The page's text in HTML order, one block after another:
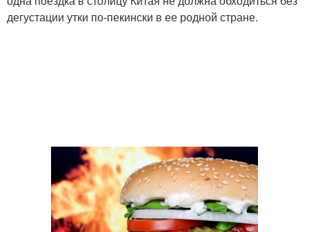
дегустации утки по-пекински в ее родной стране.